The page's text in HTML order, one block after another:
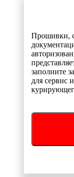
Прошивки,
заполните
для сервис